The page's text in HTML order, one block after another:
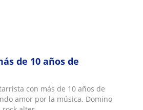
de 10 años de
con más de 10 años de
amor por la música. Domino